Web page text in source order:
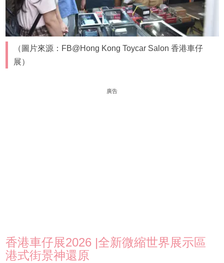
（圖片來源：FB@Hong Kong Toycar Salon 香港車仔
展）
廣告
香港車仔展2026 |全新微縮世界展示區
港式街景神還原